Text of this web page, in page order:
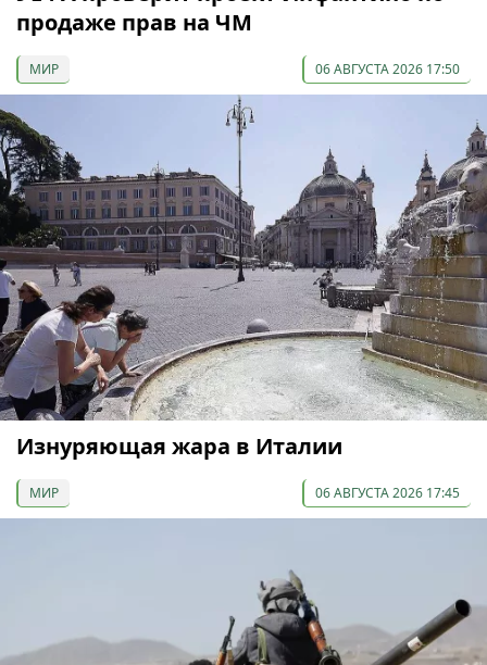
продаже прав на ЧМ
МИР 06 АВГУСТА 2026 17:50
Изнуряющая жара в Италии
МИР 06 АВГУСТА 2026 17:45